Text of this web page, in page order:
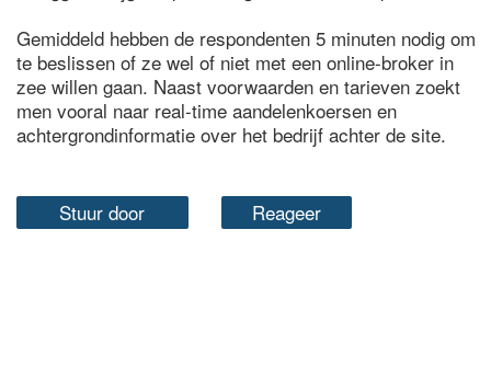
Gemiddeld hebben de respondenten 5 minuten nodig om
te beslissen of ze wel of niet met een online-broker in
zee willen gaan. Naast voorwaarden en tarieven zoekt
men vooral naar real-time aandelenkoersen en
achtergrondinformatie over het bedrijf achter de site.
Stuur door Reageer